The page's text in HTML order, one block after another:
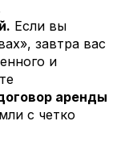
Если вы
завтра вас
и
аренды
с четко